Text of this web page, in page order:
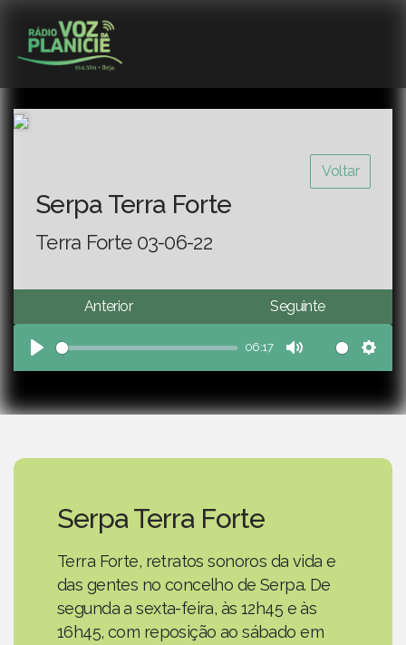
Voltar
Serpa Terra Forte
Terra Forte 03-06-22
Anterior Seguinte
Play
06:17
Mute
Serpa Terra Forte
Terra Forte, retratos sonoros da vida e
das gentes no concelho de Serpa. De
segunda a sexta-feira, às 12h45 e às
16h45, com reposição ao sábado em